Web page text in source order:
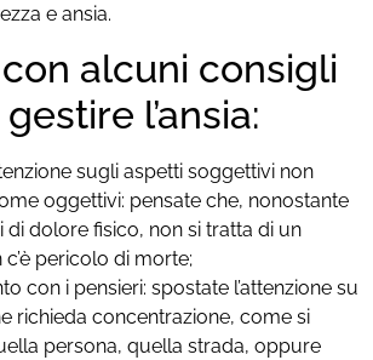
e ansia.
alcuni consigli
l’ansia:
sugli aspetti soggettivi non
oggettivi: pensate che, nonostante
di dolore fisico, non si tratta di un
pericolo di morte;
con i pensieri: spostate l’attenzione su
richieda concentrazione, come si
persona, quella strada, oppure